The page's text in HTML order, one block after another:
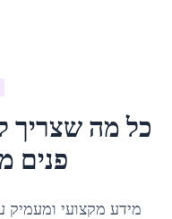
כל מה שצריך
פנים
מידע מקצועי ומעמיק